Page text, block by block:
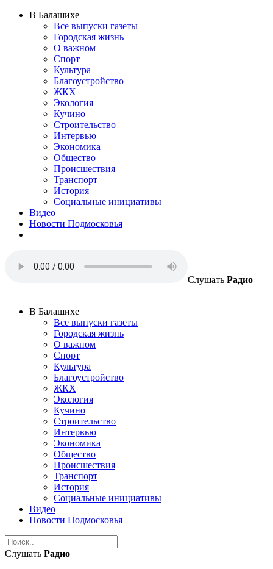
В Балашихе
Все выпуски газеты
Городская жизнь
О важном
Спорт
Культура
Благоустройство
ЖКХ
Экология
Кучино
Строительство
Интервью
Экономика
Общество
Происшествия
Транспорт
История
Социальные инициативы
Видео
Новости Подмосковья
Слушать Радио
В Балашихе
Все выпуски газеты
Городская жизнь
О важном
Спорт
Культура
Благоустройство
ЖКХ
Экология
Кучино
Строительство
Интервью
Экономика
Общество
Происшествия
Транспорт
История
Социальные инициативы
Видео
Новости Подмосковья
Слушать Радио